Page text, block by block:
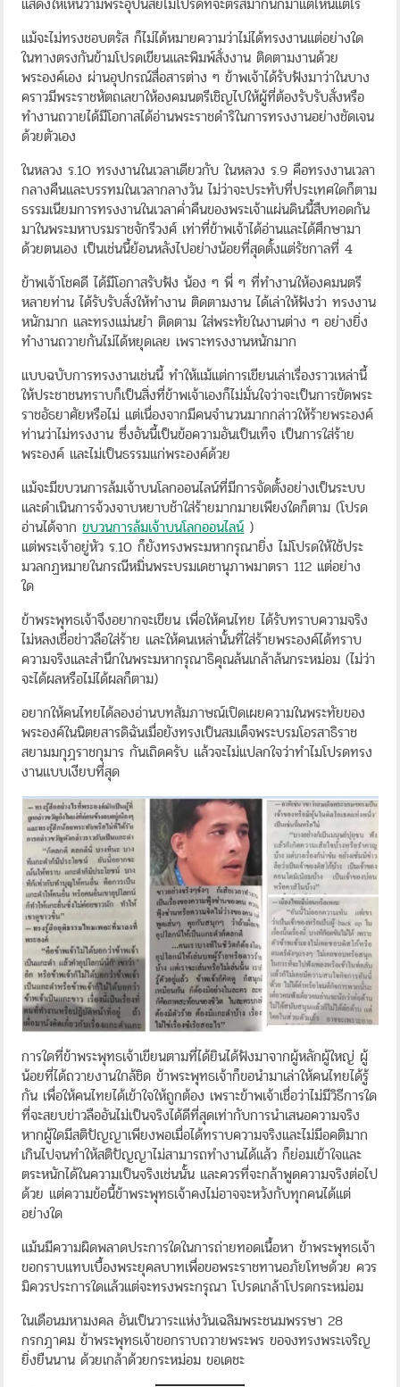
แม้จะไม่ทรงชอบตรัส ก็ไม่ได้หมายความว่าไม่ได้ทรงงานแต่อย่างใด
ในทางตรงกันข้ามโปรดเขียนและพิมพ์สั่งงาน ติดตามงานด้วย
พระองค์เอง ผ่านอุปกรณ์สื่อสารต่าง ๆ ข้าพเจ้าได้รับฟังมาว่าในบาง
คราวมีพระราชหัตถเลขาให้องคมนตรีเชิญไปให้ผู้ที่ต้องรับรับสั่งหรือ
ทำงานถวายได้มีโอกาสได้อ่านพระราชดำริในการทรงงานอย่างชัดเจน
ด้วยตัวเอง
ในหลวง ร.10 ทรงงานในเวลาเดียวกับ ในหลวง ร.9 คือทรงงานเวลา
กลางคืนและบรรทมในเวลากลางวัน ไม่ว่าจะประทับที่ประเทศใดก็ตาม
ธรรมเนียมการทรงงานในเวลาค่ำคืนของพระเจ้าแผ่นดินนี้สืบทอดกัน
มาในพระมหาบรมราชจักรีวงศ์ เท่าที่ข้าพเจ้าได้อ่านและได้ศึกษามา
ด้วยตนเอง เป็นเช่นนี้ย้อนหลังไปอย่างน้อยที่สุดตั้งแต่รัชกาลที่ 4
ข้าพเจ้าโชคดี ได้มีโอกาสรับฟัง น้อง ๆ พี่ ๆ ที่ทำงานให้องคมนตรี
หลายท่าน ได้รับรับสั่งให้ทำงาน ติดตามงาน ได้เล่าให้ฟังว่า ทรงงาน
หนักมาก และทรงแม่นยำ ติดตาม ใส่พระทัยในงานต่าง ๆ อย่างยิ่ง
ทำงานถวายกันไม่ได้หยุดเลย เพราะทรงงานหนักมาก
แบบฉบับการทรงงานเช่นนี้ ทำให้แม้แต่การเขียนเล่าเรื่องราวเหล่านี้
ให้ประชาชนทราบก็เป็นสิ่งที่ข้าพเจ้าเองก็ไม่มั่นใจว่าจะเป็นการขัดพระ
ราชอัธยาศัยหรือไม่ แต่เนื่องจากมีคนจำนวนมากกล่าวให้ร้ายพระองค์
ท่านว่าไม่ทรงงาน ซึ่งอันนี้เป็นข้อความอันเป็นเท็จ เป็นการใส่ร้าย
พระองค์ และไม่เป็นธรรมแก่พระองค์ด้วย
แม้จะมีขบวนการล้มเจ้าบนโลกออนไลน์ที่มีการจัดตั้งอย่างเป็นระบบ
และดำเนินการจ้วงจาบหยาบช้าใส่ร้ายมากมายเพียงใดก็ตาม (โปรด
อ่านได้จากขบวนการล้มเจ้าบนโลกออนไลน์ )
แต่พระเจ้าอยู่หัว ร.10 ก็ยังทรงพระมหากรุณายิ่ง ไม่โปรดให้ใช้ประ
มวลกฏหมายในกรณีหมิ่นพระบรมเดชานุภาพมาตรา 112 แต่อย่าง
ใด
ข้าพระพุทธเจ้าจึงอยากจะเขียน เพื่อให้คนไทย ได้รับทราบความจริง
ไม่หลงเชื่อข่าวลือใส่ร้าย และให้คนเหล่านั้นที่ใส่ร้ายพระองค์ได้ทราบ
ความจริงและสำนึกในพระมหากรุณาธิคุณล้นเกล้าล้นกระหม่อม (ไม่ว่า
จะได้ผลหรือไม่ได้ผลก็ตาม)
อยากให้คนไทยได้ลองอ่านบทสัมภาษณ์เปิดเผยความในพระทัยของ
พระองค์ในนิตยสารดิฉันเมื่อยังทรงเป็นสมเด็จพระบรมโอรสาธิราช
สยามมกุฎราชกุมาร กันเถิดครับ แล้วจะไม่แปลกใจว่าทำไมโปรดทรง
งานแบบเงียบที่สุด
การใดที่ข้าพระพุทธเจ้าเขียนตามที่ได้ยินได้ฟังมาจากผู้หลักผู้ใหญ่ ผู้
น้อยที่ได้ถวายงานใกล้ชิด ข้าพระพุทธเจ้าก็ขอนำมาเล่าให้คนไทยได้รู้
กัน เพื่อให้คนไทยได้เข้าใจให้ถูกต้อง เพราะข้าพเจ้าเชื่อว่าไม่มีวิธีการใด
ที่จะสยบข่าวลืออันไม่เป็นจริงได้ดีที่สุดเท่ากับการนำเสนอความจริง
หากผู้ใดมีสติปัญญาเพียงพอเมื่อได้ทราบความจริงและไม่มีอคติมาก
เกินไปจนทำให้สติปัญญาไม่สามารถทำงานได้แล้ว ก็ย่อมเข้าใจและ
ตระหนักได้ในความเป็นจริงเช่นนั้น และควรที่จะกล้าพูดความจริงต่อไป
ด้วย แต่ความข้อนี้ข้าพระพุทธเจ้าคงไม่อาจจะหวังกับทุกคนได้แต่
อย่างใด
แม้นมีความผิดพลาดประการใดในการถ่ายทอดเนื้อหา ข้าพระพุทธเจ้า
ขอกราบแทบเบื้องพระยุคลบาทเพื่อขอพระราชทานอภัยโทษด้วย ควร
มิควรประการใดแล้วแต่จะทรงพระกรุณา โปรดเกล้าโปรดกระหม่อม
ในเดือนมหามงคล อันเป็นวาระแห่งวันเฉลิมพระชนมพรรษา 28
กรกฎาคม ข้าพระพุทธเจ้าขอกราบถวายพระพร ขอจงทรงพระเจริญ
ยิ่งยืนนาน ด้วยเกล้าด้วยกระหม่อม ขอเดชะ